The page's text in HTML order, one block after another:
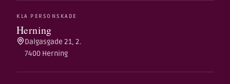
KLA PERSONSKADE
Herning
Dalgasgade 21, 2.
7400 Herning